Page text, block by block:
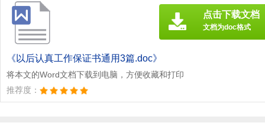
《以后认真工作保证书通用3篇.doc》
将本文的Word文档下载到电脑，方便收藏和打印
推荐度：
点击下载文档
文档为doc格式